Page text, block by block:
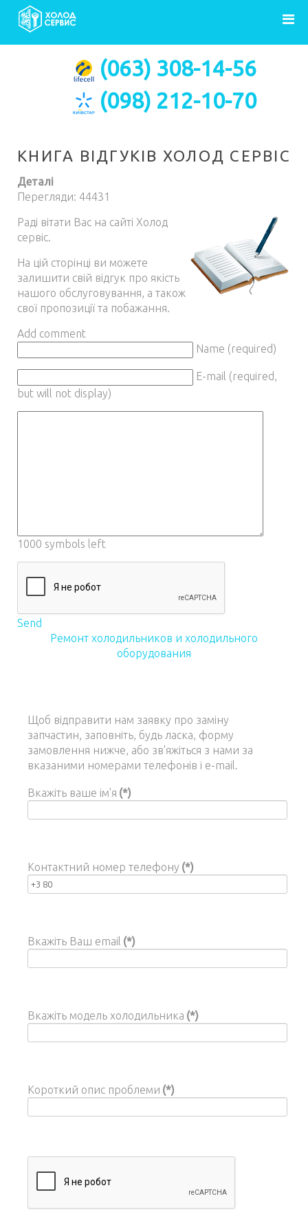
Відгуки(063) 308-14-56
(098) 212-10-70
КНИГА ВІДГУКІВ ХОЛОД СЕРВІС
Деталі
Перегляди: 44431
Раді вітати Вас на сайті Холод
сервіс.
На цій сторінці ви можете
залишити свій відгук про якість
нашого обслуговування, а також
свої пропозиції та побажання.
Add comment
Name (required)
E-mail (required,
but will not display)
1000 symbols left
Send
Ремонт холодильников и холодильного
оборудования
Щоб відправити нам заявку про заміну
запчастин, заповніть, будь ласка, форму
замовлення нижче, або зв'яжіться з нами за
вказаними номерами телефонів і e-mail.
Вкажіть ваше ім'я (*)
Контактний номер телефону (*)
Вкажіть Ваш email (*)
Вкажіть модель холодильника (*)
Короткий опис проблеми (*)